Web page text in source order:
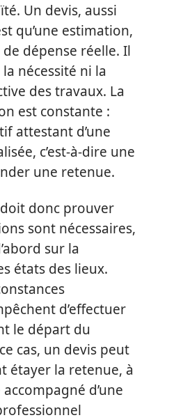
Un devis, aussi
qu’une estimation,
dépense réelle. Il
nécessité ni la
des travaux. La
est constante :
attestant d’une
c’est-à-dire une
une retenue.
donc prouver
sont nécessaires,
sur la
états des lieux.
d’effectuer
le départ du
cas, un devis peut
étayer la retenue, à
d’une